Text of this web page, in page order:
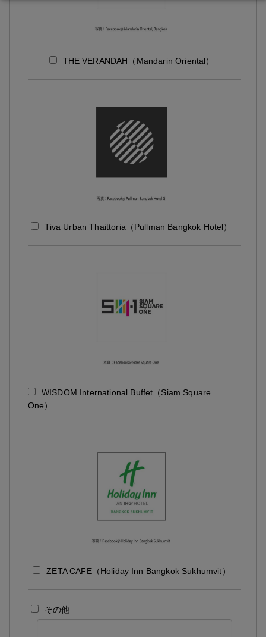
THE VERANDAH（Mandarin Oriental）
Tiva Urban Thaittoria（Pullman Bangkok Hotel）
WISDOM International Buffet（Siam Square
One）
ZETA CAFE（Holiday Inn Bangkok Sukhumvit）
その他